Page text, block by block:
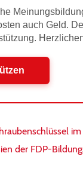
auch Geld.
im
der FDP-